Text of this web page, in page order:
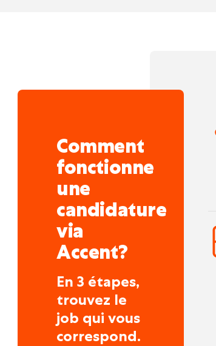
Grâce à l'offre la plus étendue : plus
Belgique : une forte présence en ligne
comme Nowjobs et CTRL-F, nous
pour le bon candidat, sous n'importe
Comment
fonctionne
une
candidature
via
Accent?
En 3 étapes,
trouvez le
job qui vous
correspond.